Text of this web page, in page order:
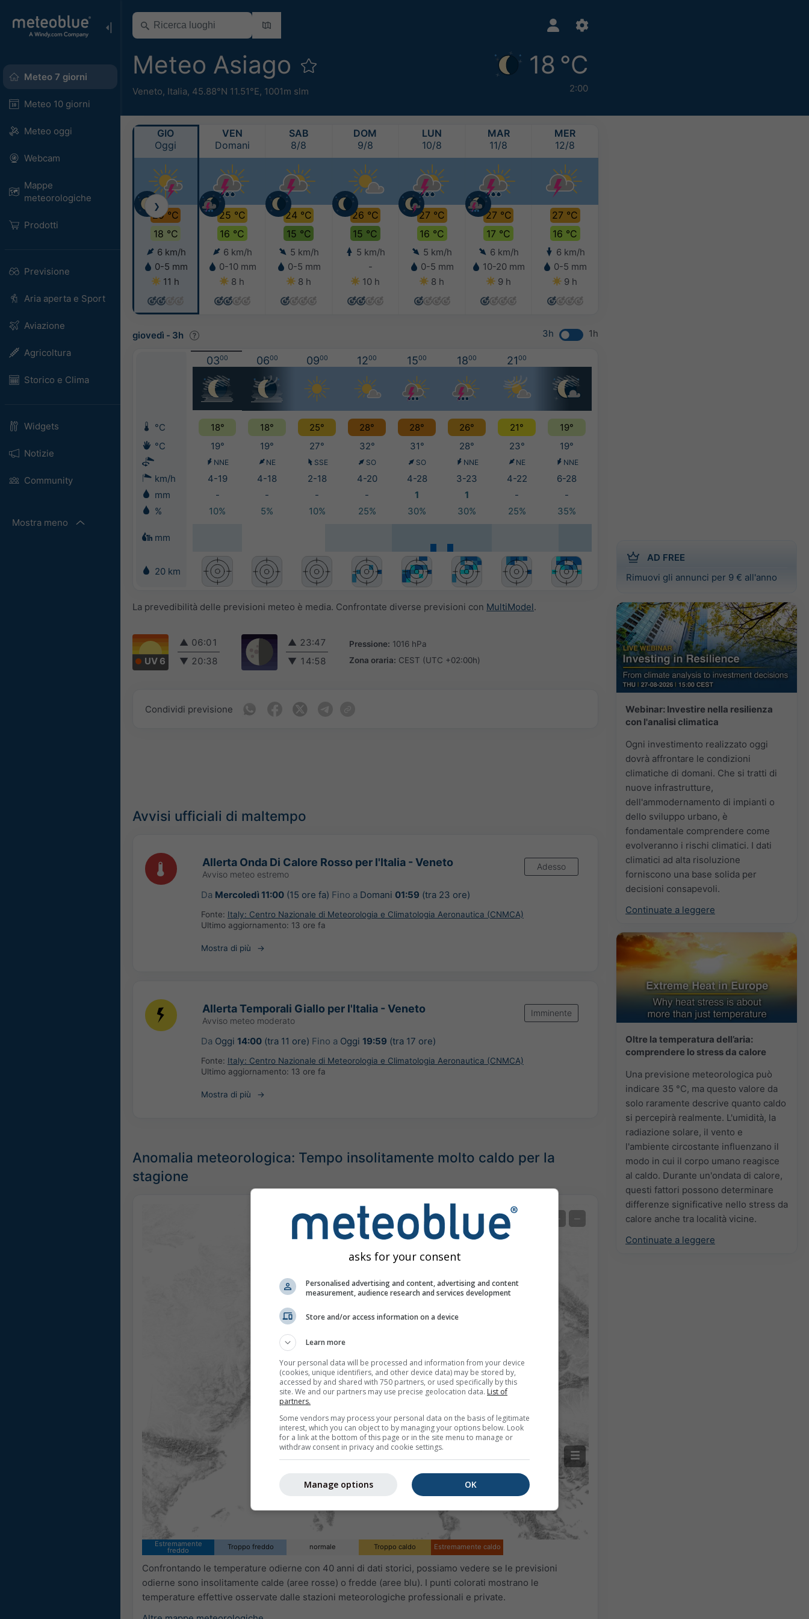
Meteo 7 giorni
Meteo 10 giorni
Meteo oggi
Webcam
Mappe
meteorologiche
Prodotti
Previsione
Aria aperta e Sport
Aviazione
Agricoltura
Storico e Clima
Widgets
Notizie
Community
Mostra meno
Meteo Asiago
Veneto, Italia, 45.88°N 11.51°E, 1001m slm
18 °C
2:00
AD FREE
Rimuovi gli annunci per 9 € all'anno
Webinar: Investire nella resilienza
con l'analisi climatica
Ogni investimento realizzato oggi
dovrà affrontare le condizioni
climatiche di domani. Che si tratti di
nuove infrastrutture,
dell'ammodernamento di impianti o
dello sviluppo urbano, è
fondamentale comprendere come
evolveranno i rischi climatici. I dati
climatici ad alta risoluzione
forniscono una base solida per
decisioni consapevoli.
Continuate a leggere
Oltre la temperatura dell’aria:
comprendere lo stress da calore
Una previsione meteorologica può
indicare 35 °C, ma questo valore da
solo raramente descrive quanto caldo
si percepirà realmente. L'umidità, la
radiazione solare, il vento e
l'ambiente circostante influenzano il
modo in cui il corpo umano reagisce
al caldo. Durante un'ondata di calore,
questi fattori possono determinare
differenze significative nello stress da
calore anche tra località vicine.
Continuate a leggere
GIO
Oggi
29 °C
18 °C
6 km/h
0-5 mm
11 h
VEN
Domani
25 °C
16 °C
6 km/h
0-10 mm
8 h
SAB
8/8
24 °C
15 °C
5 km/h
0-5 mm
8 h
DOM
9/8
26 °C
15 °C
5 km/h
-
10 h
LUN
10/8
27 °C
16 °C
5 km/h
0-5 mm
8 h
MAR
11/8
27 °C
17 °C
6 km/h
10-20 mm
9 h
MER
12/8
27 °C
16 °C
6 km/h
0-5 mm
9 h
❯
giovedì - 3h 3h 1h
0300 0600 0900 1200 1500 1800 2100
°C 18° 18° 25° 28° 28° 26° 21°
19°
°C
19° 19° 27° 32° 31° 28° 23° 19°
NNE NE SSE SO SO NNE NE NNE
km/h 4-19 4-18 2-18 4-20 4-28 3-23 4-22
6-28
mm
- - - - 1 1 -
-
%
10% 5% 10% 25% 30% 30% 25% 35%
mm
20 km
La prevedibilità delle previsioni meteo è media. Confrontate diverse previsioni con MultiModel.
UV 6
▲ 06:01
▼ 20:38
▲ 23:47
▼ 14:58
Pressione: 1016 hPa
Zona oraria: CEST (UTC +02:00h)
Condividi previsione
Avvisi ufficiali di maltempo
Allerta Onda Di Calore Rosso per l'Italia - Veneto
Avviso meteo estremo
Adesso
Da Mercoledì 11:00(15 ore fa) Fino a Domani 01:59 (tra 23 ore)
Fonte: Italy: Centro Nazionale di Meteorologia e Climatologia Aeronautica (CNMCA)
Ultimo aggiornamento: 13 ore fa
Mostra di più
Allerta Temporali Giallo per l'Italia - Veneto
Avviso meteo moderato
Imminente
Da Oggi 14:00(tra 11 ore) Fino a Oggi 19:59 (tra 17 ore)
Fonte: Italy: Centro Nazionale di Meteorologia e Climatologia Aeronautica (CNMCA)
Ultimo aggiornamento: 13 ore fa
Mostra di più
Anomalia meteorologica: Tempo insolitamente molto caldo per la
stagione
Misura di temperatura
Previsione degli estremi
+ −
Estremamente
freddo Troppo freddo normale Troppo caldo Estremamente caldo
Confrontando le temperature odierne con 40 anni di dati storici, possiamo vedere se le previsioni
odierne sono insolitamente calde (aree rosse) o fredde (aree blu). I punti colorati mostrano le
temperature effettive osservate dalle stazioni meteorologiche professionali e private.
asks for your consent
Personalised advertising and content, advertising and content
measurement, audience research and services development
Store and/or access information on a device
Learn more
Your personal data will be processed and information from your device
(cookies, unique identifiers, and other device data) may be stored by,
accessed by and shared with 750 partners, or used specifically by this
site. We and our partners may use precise geolocation data. List of
partners.
Some vendors may process your personal data on the basis of legitimate
interest, which you can object to by managing your options below. Look
for a link at the bottom of this page or in the site menu to manage or
withdraw consent in privacy and cookie settings.
OK
Manage options